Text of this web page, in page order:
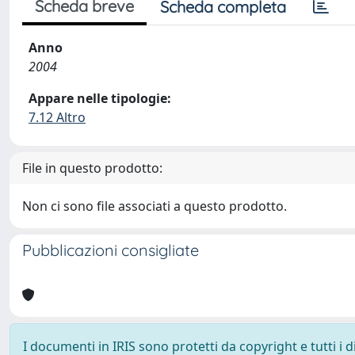
Scheda breve Scheda completa
Anno
2004
Appare nelle tipologie:
7.12 Altro
File in questo prodotto:
Non ci sono file associati a questo prodotto.
Pubblicazioni consigliate
I documenti in IRIS sono protetti da copyright e tutti i